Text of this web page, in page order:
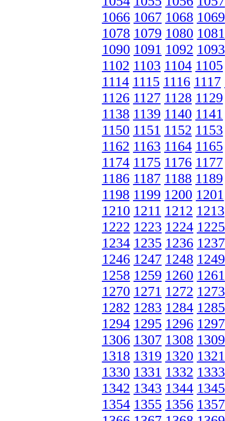
1066 1067 1068 1069
1078 1079 1080 1081
1090 1091 1092 1093
1102 1103 1104 1105
1114 1115 1116 1117
1126 1127 1128 1129
1138 1139 1140 1141
1150 1151 1152 1153
1162 1163 1164 1165
1174 1175 1176 1177
1186 1187 1188 1189
1198 1199 1200 1201
1210 1211 1212 1213
1222 1223 1224 1225
1234 1235 1236 1237
1246 1247 1248 1249
1258 1259 1260 1261
1270 1271 1272 1273
1282 1283 1284 1285
1294 1295 1296 1297
1306 1307 1308 1309
1318 1319 1320 1321
1330 1331 1332 1333
1342 1343 1344 1345
1354 1355 1356 1357